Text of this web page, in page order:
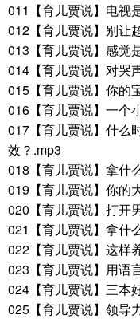
011【育儿贾说】电视
012【育儿贾说】别让
013【育儿贾说】感觉
014【育儿贾说】对哭
015【育儿贾说】你的
016【育儿贾说】一个
017【育儿贾说】什么
效？.mp3
018【育儿贾说】拿什
019【育儿贾说】你的
020【育儿贾说】打开
021【育儿贾说】拿什
022【育儿贾说】这样
023【育儿贾说】用语
024【育儿贾说】三本
025【育儿贾说】领导